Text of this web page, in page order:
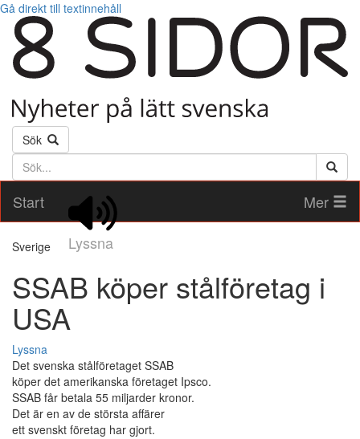
Gå direkt till textinnehåll
Sök
Söktext
Start
Lyssna
Mer
Sverige
SSAB köper stålföretag i
USA
Lyssna
Det svenska stålföretaget SSAB
köper det amerikanska företaget Ipsco.
SSAB får betala 55 miljarder kronor.
Det är en av de största affärer
ett svenskt företag har gjort.